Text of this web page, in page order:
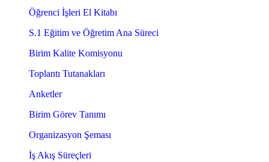
Öğrenci İşleri El Kitabı
S.1 Eğitim ve Öğretim Ana Süreci
Birim Kalite Komisyonu
Toplantı Tutanakları
Anketler
Birim Görev Tanımı
Organizasyon Şeması
İş Akış Süreçleri